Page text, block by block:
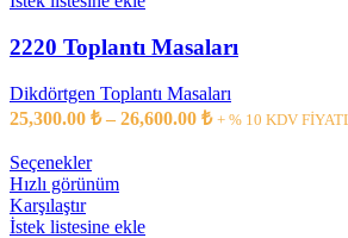
2220 Toplantı Masaları
Dikdörtgen Toplantı Masaları
25,300.00 ₺ – 26,600.00 ₺ + % 10 KDV
Seçenekler
Hızlı görünüm
Karşılaştır
İstek listesine ekle